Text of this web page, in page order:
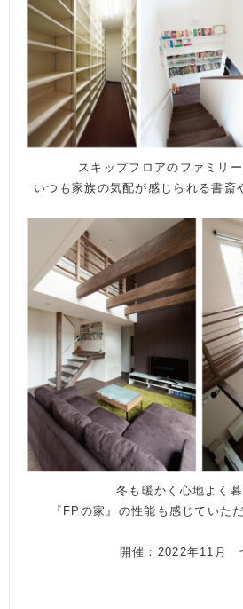
スキップフロアのファミリー
いつも家族の気配が感じられる書斎
冬も暖かく心地よく
『FPの家』の性能も感じていた
開催：2022年11月